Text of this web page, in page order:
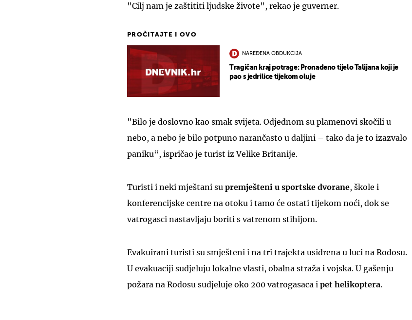
"Cilj nam je zaštititi ljudske živote", rekao je guverner.
PROČITAJTE I OVO
NAREĐENA OBDUKCIJA
Tragičan kraj potrage: Pronađeno tijelo Talijana koji je
pao s jedrilice tijekom oluje
"Bilo je doslovno kao smak svijeta. Odjednom su plamenovi skočili u
nebo, a nebo je bilo potpuno narančasto u daljini – tako da je to izazvalo
paniku“, ispričao je turist iz Velike Britanije.
Turisti i neki mještani su premješteni u sportske dvorane, škole i
konferencijske centre na otoku i tamo će ostati tijekom noći, dok se
vatrogasci nastavljaju boriti s vatrenom stihijom.
Evakuirani turisti su smješteni i na tri trajekta usidrena u luci na Rodosu.
U evakuaciji sudjeluju lokalne vlasti, obalna straža i vojska. U gašenju
požara na Rodosu sudjeluje oko 200 vatrogasaca i pet helikoptera.